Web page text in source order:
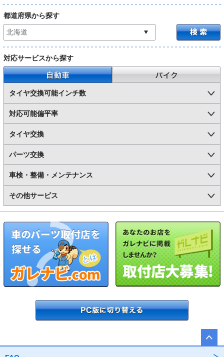
都道府県から探す
対応サービスから探す
自動車
バイク
タイヤ交換可能インチ数
対応可能偏平率
タイヤ交換
パーツ交換
車検・整備・メンテナンス
その他サービス